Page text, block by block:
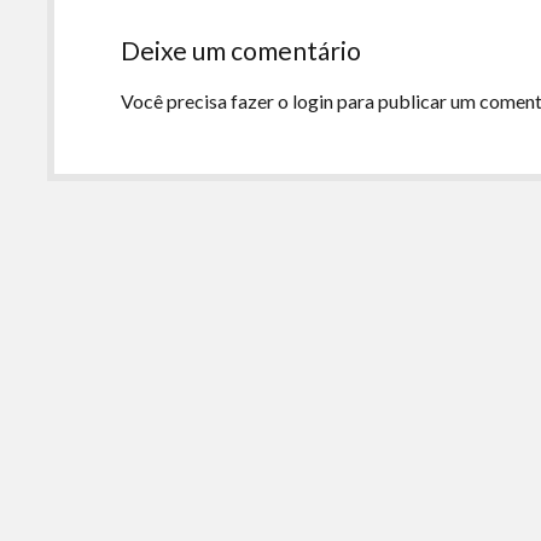
Deixe um comentário
Você precisa fazer o loginpara publicar um